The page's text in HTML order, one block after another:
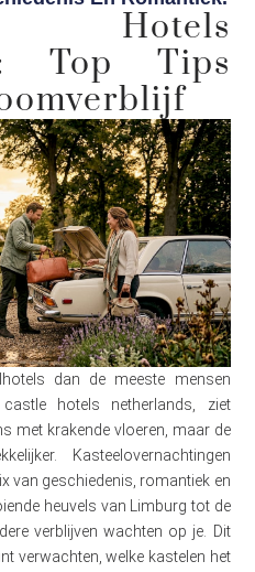
Hotels
Top Tips
dan de meeste mensen
hotels netherlands, ziet
met krakende vloeren, maar de
Kasteelovernachtingen
van geschiedenis, romantiek en
heuvels van Limburg tot de
verblijven wachten op je. Dit
verwachten, welke kastelen het